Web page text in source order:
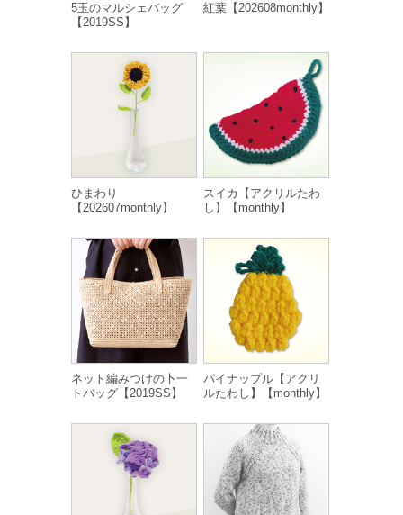
5玉のマルシェバッグ
【2019SS】
紅葉【202608monthly】
ひまわり
【202607monthly】
スイカ【アクリルたわ
し】【monthly】
ネット編みつけの卜一
トバッグ【2019SS】
パイナップル【アクリ
ルたわし】【monthly】